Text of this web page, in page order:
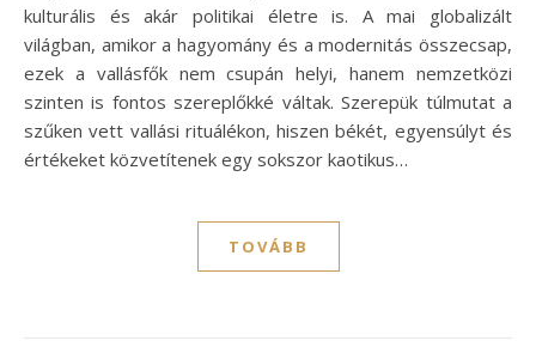
kulturális és akár politikai életre is. A mai globalizált
világban, amikor a hagyomány és a modernitás összecsap,
ezek a vallásfők nem csupán helyi, hanem nemzetközi
szinten is fontos szereplőkké váltak. Szerepük túlmutat a
szűken vett vallási rituálékon, hiszen békét, egyensúlyt és
értékeket közvetítenek egy sokszor kaotikus…
TOVÁBB